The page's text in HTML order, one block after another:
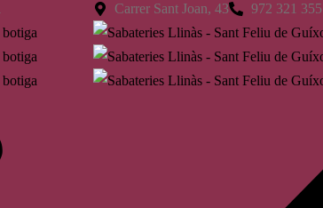
Carrer Sant Joan, 43 972 321 355